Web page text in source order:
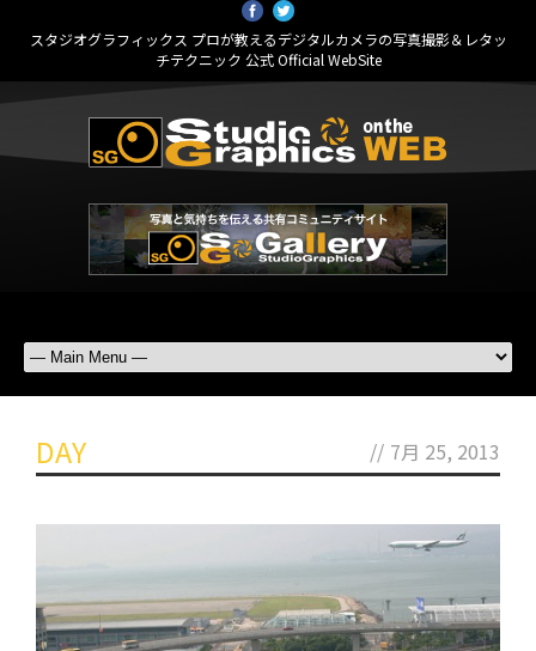
スタジオグラフィックス プロが教えるデジタルカメラの写真撮影＆レタッ
チテクニック 公式 Official WebSite
DAY // 7月 25, 2013